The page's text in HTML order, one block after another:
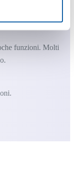
funzioni. Molti